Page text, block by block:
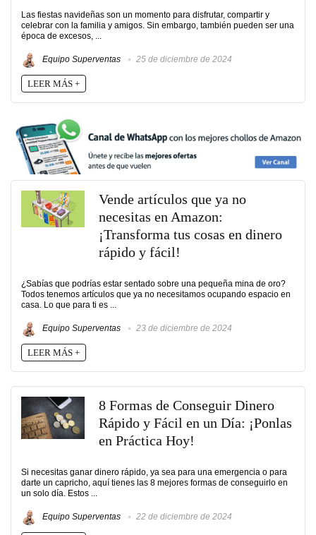
Las fiestas navideñas son un momento para disfrutar, compartir y
celebrar con la familia y amigos. Sin embargo, también pueden ser una
época de excesos, ...
Equipo Superventas 25 de diciembre de 2024
LEER MÁS +
Vende artículos que ya no
necesitas en Amazon:
¡Transforma tus cosas en dinero
rápido y fácil!
¿Sabías que podrías estar sentado sobre una pequeña mina de oro?
Todos tenemos artículos que ya no necesitamos ocupando espacio en
casa. Lo que para ti es ...
Equipo Superventas 23 de diciembre de 2024
LEER MÁS +
8 Formas de Conseguir Dinero
Rápido y Fácil en un Día: ¡Ponlas
en Práctica Hoy!
Si necesitas ganar dinero rápido, ya sea para una emergencia o para
darte un capricho, aquí tienes las 8 mejores formas de conseguirlo en
un solo día. Estos ...
Equipo Superventas 22 de diciembre de 2024